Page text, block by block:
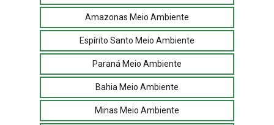
Amazonas Meio Ambiente
Espírito Santo Meio Ambiente
Paraná Meio Ambiente
Bahia Meio Ambiente
Minas Meio Ambiente